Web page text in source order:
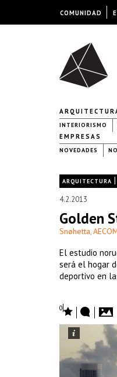
INTERIORISMO
EMPRESAS
NOVEDADES
ARQUITECTURA |
4.2.2013
Golden
Snøhetta,
El estudio
será el hogar
deportivo en
0
COMUNIDAD